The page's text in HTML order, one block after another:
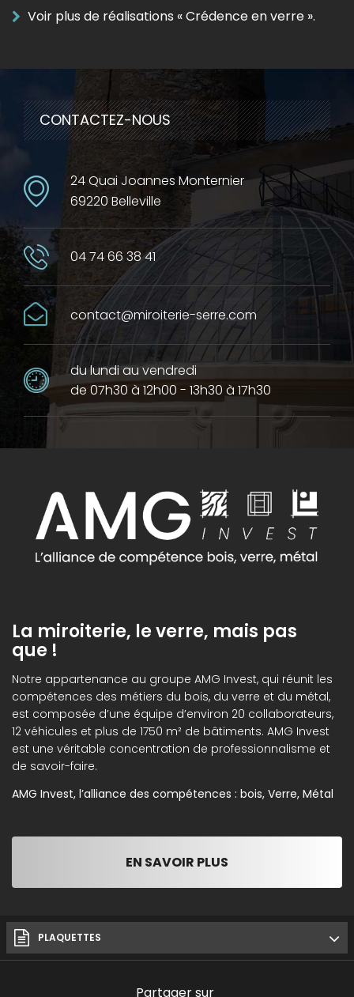
Voir plus de réalisations « Crédence en verre ».
CONTACTEZ-NOUS
24 Quai Joannes Monternier
69220 Belleville
04 74 66 38 41
contact@miroiterie-serre.com
du lundi au vendredi
de 07h30 à 12h00 - 13h30 à 17h30
La miroiterie, le verre, mais pas
que !
Notre appartenance au groupe AMG Invest, qui réunit les
compétences des métiers du bois, du verre et du métal,
est composée d’une équipe d’environ 20 collaborateurs,
12 véhicules et plus de 1750 m² de bâtiments. AMG Invest
est une véritable concentration de professionnalisme et
de savoir-faire.
AMG Invest, l’alliance des compétences : bois, Verre, Métal
EN SAVOIR PLUS
PLAQUETTES
Partager sur